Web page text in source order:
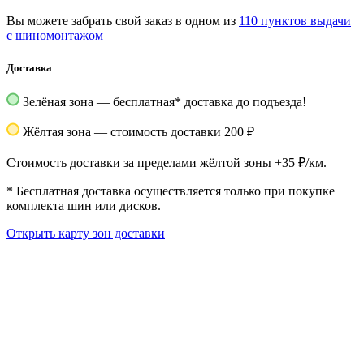
Вы можете забрать свой заказ в одном из 110 пунктов выдачи
с шиномонтажом
Доставка
Зелёная зона — бесплатная* доставка до подъезда!
Жёлтая зона — стоимость доставки 200 ₽
Стоимость доставки за пределами жёлтой зоны +35 ₽/км.
* Бесплатная доставка осуществляется только при покупке
комплекта шин или дисков.
Открыть карту зон доставки